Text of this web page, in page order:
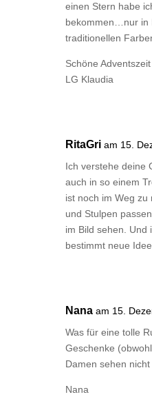
einen Stern habe
bekommen…nur in
traditionellen
Schöne
LG Klaudia
RitaGri am 15.
Ich verstehe deine
auch in so einem
ist noch im Weg zu
und Stulpen
im Bild sehen. Und
bestimmt neue
Nana am 15.
Was für eine tolle
Geschenke
Damen sehen nicht
Nana